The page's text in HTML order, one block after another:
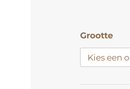
Grootte
Crystal
Apricot
|